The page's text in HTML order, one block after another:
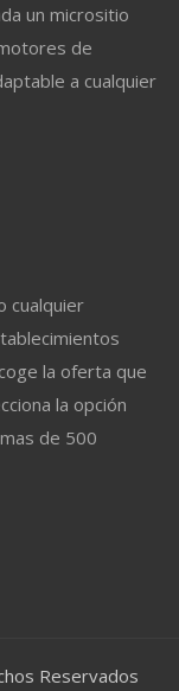
un micrositio
de
a cualquier
cualquier
la oferta que
la opción
de 500
Reservados